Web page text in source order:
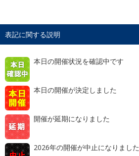
表記に関する説明
本日の開催状況を確認中です
本日の開催が決定しました
開催が延期になりました
2026年の開催が中止になりました